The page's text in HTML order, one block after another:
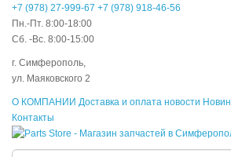
+7 (978) 27-999-67 +7 (978) 918-46-56
Пн.-Пт. 8:00-18:00
Сб. -Вс. 8:00-15:00
г. Симферополь,
ул. Маяковского 2
О КОМПАНИИ Доставка и оплата новости
Контакты